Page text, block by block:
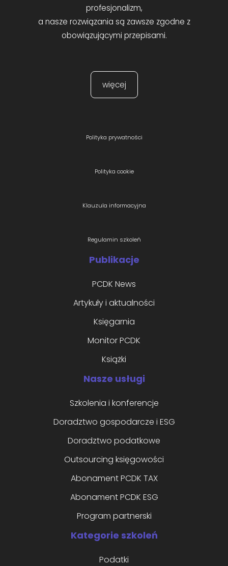
profesjonalizm,
a nasze rozwiązania są zawsze zgodne z
obowiązującymi przepisami.
więcej
Polityka prywatności
Polityka cookie
Klauzula informacyjna
Regulamin szkoleń
Publikacje
PCDK News
Artykuły i aktualności
Księgarnia
Monitor PCDK
Książki
Nasze usługi
Szkolenia i konferencje
Doradztwo gospodarcze i ESG
Doradztwo podatkowe
Outsourcing księgowości
Abonament PCDK TAX
Abonament PCDK ESG
Program partnerski
Kategorie szkoleń
Podatki